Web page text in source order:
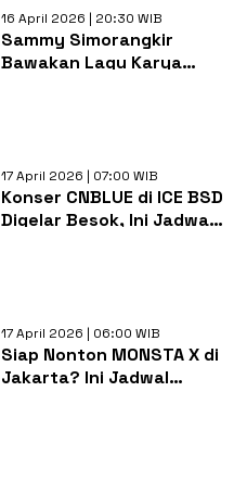
16 April 2026 | 20:30 WIB
Sammy Simorangkir
Bawakan Lagu Karya
17 April 2026 | 07:00 WIB
Konser CNBLUE di ICE BSD
Digelar Besok, Ini Jadwal
17 April 2026 | 06:00 WIB
Siap Nonton MONSTA X di
Jakarta? Ini Jadwal